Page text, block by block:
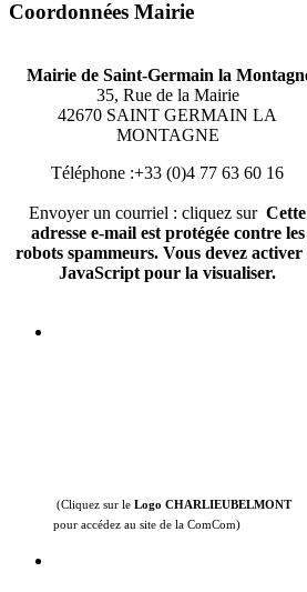
Coordonnées Mairie
Mairie de Saint-Germain la
35, Rue de la Mairie
42670 SAINT GERMAIN LA
MONTAGNE
Téléphone :+33 (0)4 77 63 60 16
Envoyer un courriel : cliquez sur Cette
adresse e-mail est protégée contre les
robots spammeurs. Vous devez activer
JavaScript pour la visualiser.
(Cliquez sur le Logo CHARLIEUBELMONT
pour accédez au site de la ComCom)